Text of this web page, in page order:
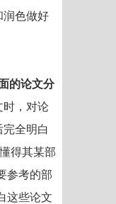
润色做好
的论文分
时，对论
全明白
得其某部
参考的部
这些论文